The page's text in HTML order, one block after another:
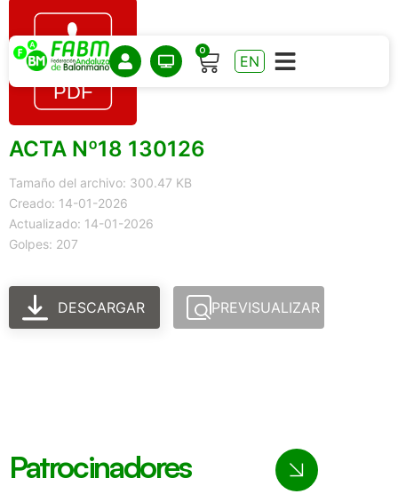
0
EN
ACTA Nº18 130126
Tamaño del archivo: 300.47 KB
Creado: 14-01-2026
Actualizado: 14-01-2026
Golpes: 207
DESCARGAR PREVISUALIZAR
Patrocinadores